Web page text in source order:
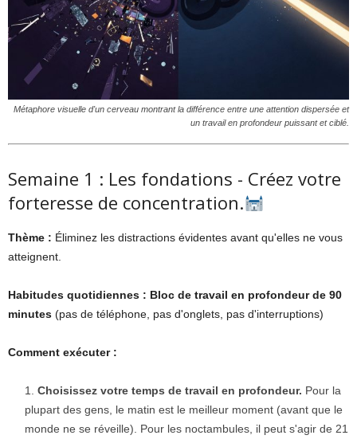
Métaphore visuelle d'un cerveau montrant la différence entre une attention dispersée et
un travail en profondeur puissant et ciblé.
Semaine 1 : Les fondations - Créez votre
forteresse de concentration.
Thème : Éliminez les distractions évidentes avant qu'elles ne vous
atteignent.
Habitudes quotidiennes : Bloc de travail en profondeur de 90
minutes (pas de téléphone, pas d'onglets, pas d'interruptions)
Comment exécuter :
Choisissez votre temps de travail en profondeur. Pour la
plupart des gens, le matin est le meilleur moment (avant que le
monde ne se réveille). Pour les noctambules, il peut s'agir de 21